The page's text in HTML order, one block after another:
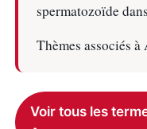
spermatozoïde
Thèmes associés à
Voir tous les